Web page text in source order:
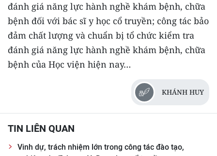
đánh giá năng lực hành nghề khám bệnh, chữa
bệnh đối với bác sĩ y học cổ truyền; công tác bảo
đảm chất lượng và chuẩn bị tổ chức kiểm tra
đánh giá năng lực hành nghề khám bệnh, chữa
bệnh của Học viện hiện nay…
KHÁNH HUY
TIN LIÊN QUAN
Vinh dự, trách nhiệm lớn trong công tác đào tạo,